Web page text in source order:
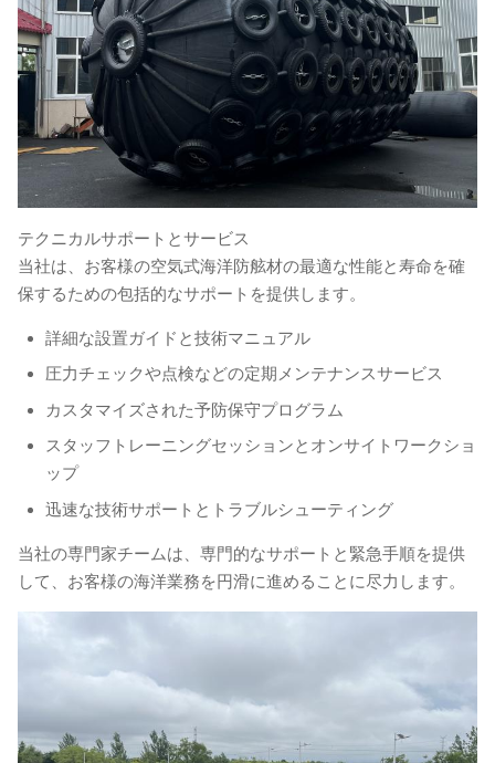
テクニカルサポートとサービス
当社は、お客様の空気式海洋防舷材の最適な性能と寿命を確
保するための包括的なサポートを提供します。
詳細な設置ガイドと技術マニュアル
圧力チェックや点検などの定期メンテナンスサービス
カスタマイズされた予防保守プログラム
スタッフトレーニングセッションとオンサイトワークショ
ップ
迅速な技術サポートとトラブルシューティング
当社の専門家チームは、専門的なサポートと緊急手順を提供
して、お客様の海洋業務を円滑に進めることに尽力します。